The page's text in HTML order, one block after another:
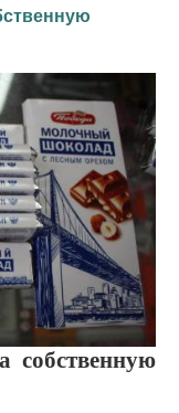
собственную